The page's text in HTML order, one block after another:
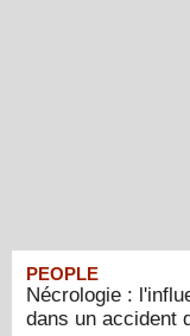
PEOPLE
Nécrologie :
dans un accident